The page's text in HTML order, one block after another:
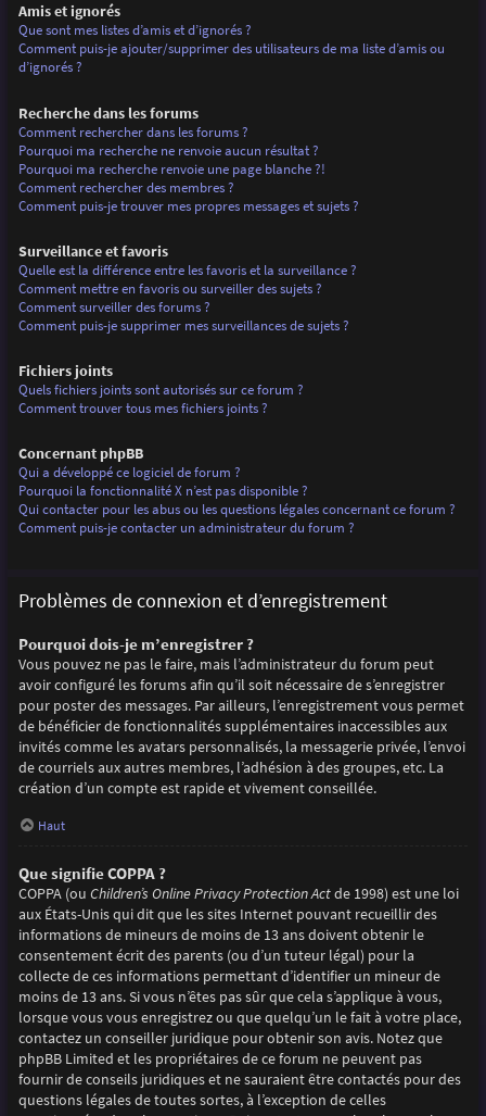
Amis et ignorés
Que sont mes listes d’amis et d’ignorés ?
Comment puis-je ajouter/supprimer des utilisateurs de ma liste d’amis ou
d’ignorés ?
Recherche dans les forums
Comment rechercher dans les forums ?
Pourquoi ma recherche ne renvoie aucun résultat ?
Pourquoi ma recherche renvoie une page blanche ?!
Comment rechercher des membres ?
Comment puis-je trouver mes propres messages et sujets ?
Surveillance et favoris
Quelle est la différence entre les favoris et la surveillance ?
Comment mettre en favoris ou surveiller des sujets ?
Comment surveiller des forums ?
Comment puis-je supprimer mes surveillances de sujets ?
Fichiers joints
Quels fichiers joints sont autorisés sur ce forum ?
Comment trouver tous mes fichiers joints ?
Concernant phpBB
Qui a développé ce logiciel de forum ?
Pourquoi la fonctionnalité X n’est pas disponible ?
Qui contacter pour les abus ou les questions légales concernant ce forum ?
Comment puis-je contacter un administrateur du forum ?
Problèmes de connexion et d’enregistrement
Pourquoi dois-je m’enregistrer ?
Vous pouvez ne pas le faire, mais l’administrateur du forum peut
avoir configuré les forums afin qu’il soit nécessaire de s’enregistrer
pour poster des messages. Par ailleurs, l’enregistrement vous permet
de bénéficier de fonctionnalités supplémentaires inaccessibles aux
invités comme les avatars personnalisés, la messagerie privée, l’envoi
de courriels aux autres membres, l’adhésion à des groupes, etc. La
création d’un compte est rapide et vivement conseillée.
Haut
Que signifie COPPA ?
COPPA (ou Children’s Online Privacy Protection Actde 1998) est une loi
aux États-Unis qui dit que les sites Internet pouvant recueillir des
informations de mineurs de moins de 13 ans doivent obtenir le
consentement écrit des parents (ou d’un tuteur légal) pour la
collecte de ces informations permettant d’identifier un mineur de
moins de 13 ans. Si vous n’êtes pas sûr que cela s’applique à vous,
lorsque vous vous enregistrez ou que quelqu’un le fait à votre place,
contactez un conseiller juridique pour obtenir son avis. Notez que
phpBB Limited et les propriétaires de ce forum ne peuvent pas
fournir de conseils juridiques et ne sauraient être contactés pour des
questions légales de toutes sortes, à l’exception de celles